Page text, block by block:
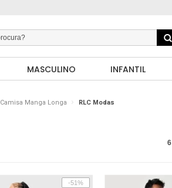
MASCULINO INFANTIL
Camisa Manga Longa RLC Modas
6
-51%